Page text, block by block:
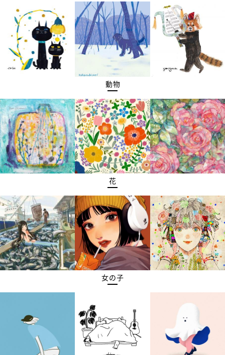
動物
花
女の子